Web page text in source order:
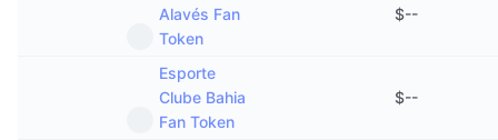
Alavés Fan
Token
$--
Esporte
Clube Bahia
Fan Token
$--